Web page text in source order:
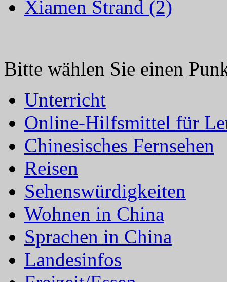
Xiamen Strand (2)
Bitte wählen Sie einen
Unterricht
Online-Hilfsmittel für
Chinesisches Fernsehen
Reisen
Sehenswürdigkeiten
Wohnen in China
Sprachen in China
Landesinfos